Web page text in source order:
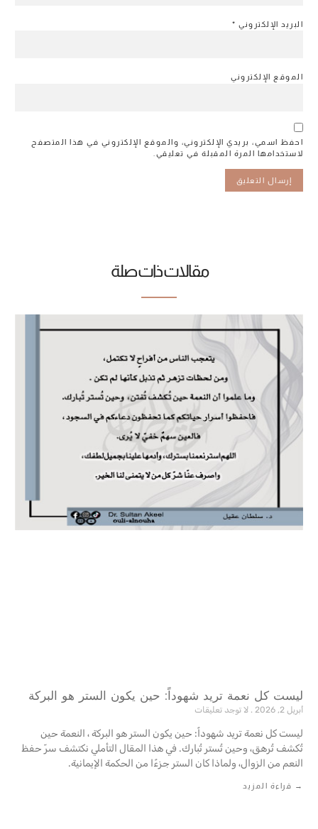
البريد الإلكتروني *
الموقع الإلكتروني
احفظ اسمي، بريدي الإلكتروني، والموقع الإلكتروني في هذا المتصفح
لاستخدامها المرة المقبلة في تعليقي.
مقالات ذات صلة
ليست كل نعمة تريد شهوداً: حين يكون الستر هو البركة
أبريل 2, 2026 لا توجد تعليقات
ليست كل نعمة تريد شهوداً: حين يكون الستر هو البركة ، النعمة حين
تُكشف تُرهق، وحين تُستر تُبارك. في هذا المقال التأملي نكتشف سرّ حفظ
النعم من الزوال، ولماذا كان الستر جزءًا من الحكمة ‏الإيمانية‎.‎
→ قراءة المزيد